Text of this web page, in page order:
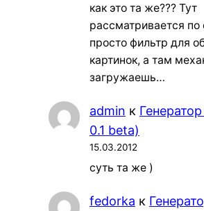
как это та же??? Тут
рассматривается по
просто фильтр для
картинок, а там
загружаешь…
admin к
0.1 beta)
15.03.2012
суть та же )
fedorka к